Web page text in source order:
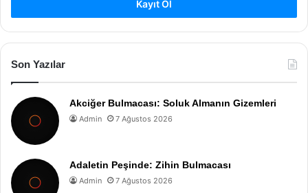
Kayıt Ol
Son Yazılar
Akciğer Bulmacası: Soluk Almanın Gizemleri
Admin 7 Ağustos 2026
Adaletin Peşinde: Zihin Bulmacası
Admin 7 Ağustos 2026